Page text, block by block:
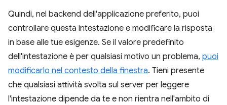
Quindi, nel backend dell'applicazione preferito, puoi
controllare questa intestazione e modificare la risposta
in base alle tue esigenze. Se il valore predefinito
dell'intestazione è per qualsiasi motivo un problema, puoi
modificarlo nel contesto della finestra. Tieni presente
che qualsiasi attività svolta sul server per leggere
l'intestazione dipende da te e non rientra nell'ambito di